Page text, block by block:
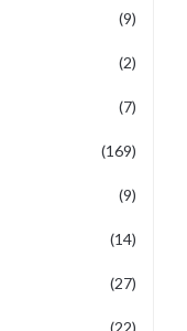
(9)
(2)
(7)
(169)
(9)
(14)
(27)
(22)